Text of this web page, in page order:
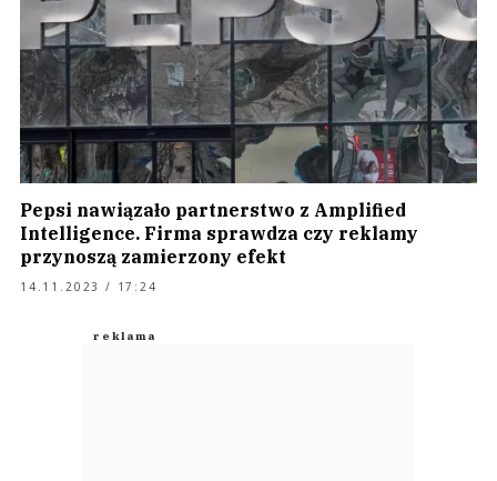
Pepsi nawiązało partnerstwo z Amplified
Intelligence. Firma sprawdza czy reklamy
przynoszą zamierzony efekt
14.11.2023 / 17:24